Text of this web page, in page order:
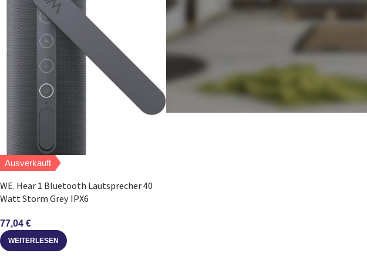
Ausverkauft
WE. Hear 1 Bluetooth Lautsprecher 40
Watt Storm Grey IPX6
77,04 €
WEITERLESEN